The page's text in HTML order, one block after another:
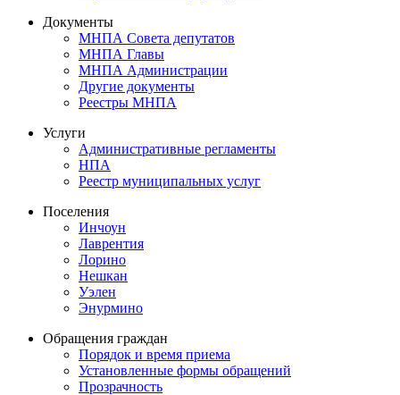
Документы
МНПА Совета депутатов
МНПА Главы
МНПА Администрации
Другие документы
Реестры МНПА
Услуги
Административные регламенты
НПА
Реестр муниципальных услуг
Поселения
Инчоун
Лаврентия
Лорино
Нешкан
Уэлен
Энурмино
Обращения граждан
Порядок и время приема
Установленные формы обращений
Прозрачность